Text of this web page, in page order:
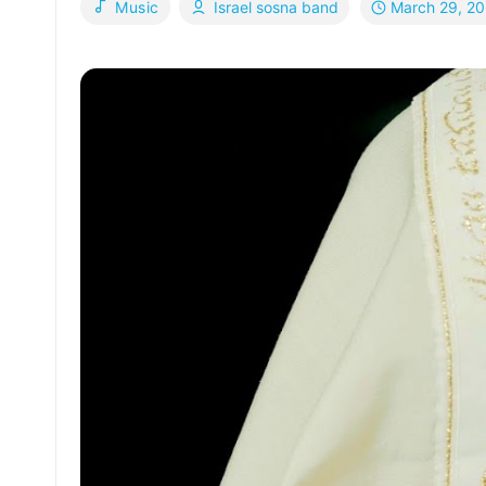
Music Israel sosna band March 29,